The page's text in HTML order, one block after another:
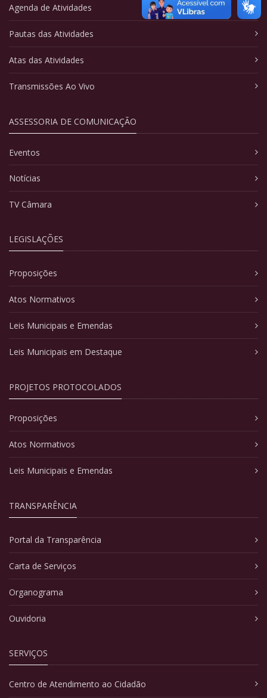
Agenda de Atividades
Pautas das Atividades
Atas das Atividades
Transmissões Ao Vivo
ASSESSORIA DE COMUNICAÇÃO
Eventos
Notícias
TV Câmara
LEGISLAÇÕES
Proposições
Atos Normativos
Leis Municipais e Emendas
Leis Municipais em Destaque
PROJETOS PROTOCOLADOS
Proposições
Atos Normativos
Leis Municipais e Emendas
TRANSPARÊNCIA
Portal da Transparência
Carta de Serviços
Organograma
Ouvidoria
SERVIÇOS
Centro de Atendimento ao Cidadão